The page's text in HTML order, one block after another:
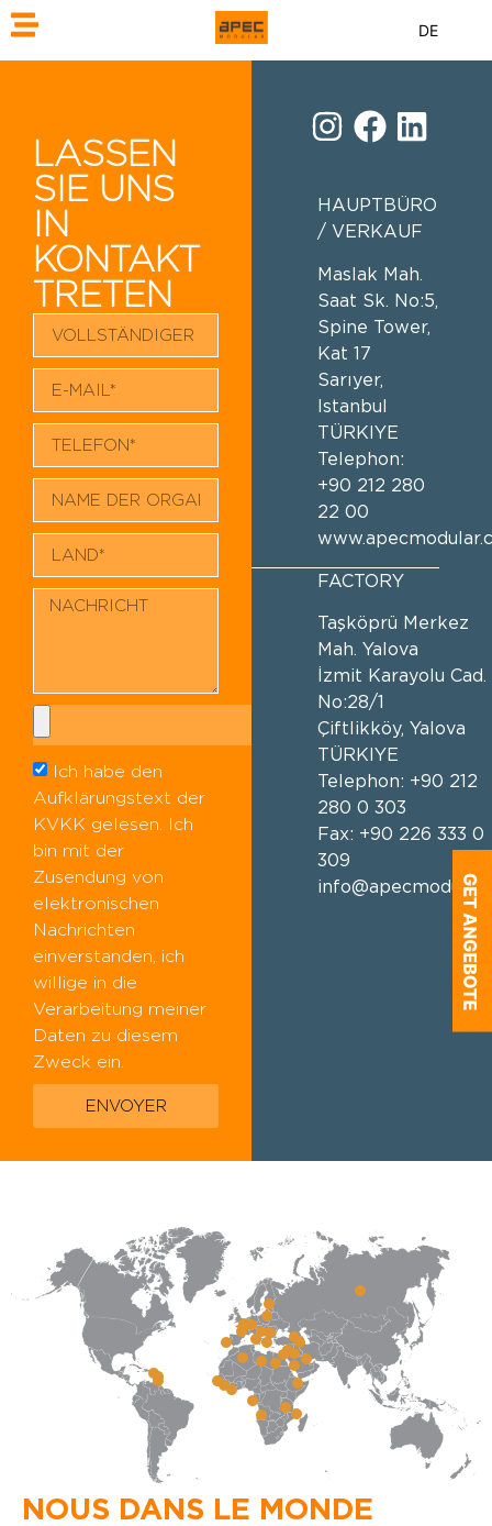
DE
LASSEN
SIE UNS
IN
KONTAKT
TRETEN
Ich habe den
Aufklärungstext der
KVKK gelesen. Ich
bin mit der
Zusendung von
elektronischen
Nachrichten
einverstanden, ich
willige in die
Verarbeitung meiner
Daten zu diesem
Zweck ein.
ENVOYER
HAUPTBÜRO
/ VERKAUF
Maslak Mah.
Saat Sk. No:5,
Spine Tower,
Kat 17
Sarıyer,
Istanbul
TÜRKIYE
Telephon:
+90 212 280
22 00
FACTORY
Taşköprü Merkez
Mah. Yalova
İzmit Karayolu Cad.
No:28/1
Çiftlikköy, Yalova
TÜRKIYE
Telephon: +90 212
280 0 303
Fax: +90 226 333 0
309
NOUS DANS LE MONDE